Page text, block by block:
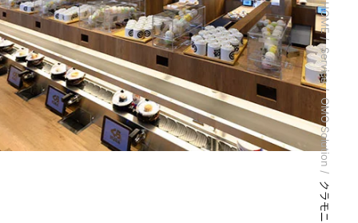
HOME
Service
OMO Solution
クラモニ